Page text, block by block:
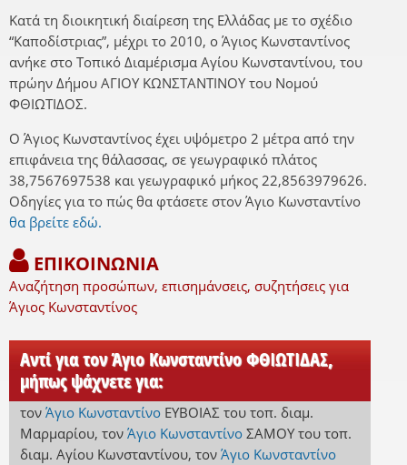
Κατά τη διοικητική διαίρεση της Ελλάδας με το σχέδιο
“Καποδίστριας”, μέχρι το 2010, ο Άγιος Κωνσταντίνος
ανήκε στο Τοπικό Διαμέρισμα Αγίου Κωνσταντίνου, του
πρώην Δήμου ΑΓΙΟΥ ΚΩΝΣΤΑΝΤΙΝΟΥ του Νομού
ΦΘΙΩΤΙΔΟΣ.
Ο Άγιος Κωνσταντίνος έχει υψόμετρο 2 μέτρα από την
επιφάνεια της θάλασσας, σε γεωγραφικό πλάτος
38,7567697538 και γεωγραφικό μήκος 22,8563979626.
Οδηγίες για το πώς θα φτάσετε στον Άγιο Κωνσταντίνο
θα βρείτε εδώ.
ΕΠΙΚΟΙΝΩΝΙΑ
Αναζήτηση προσώπων, επισημάνσεις, συζητήσεις για
Άγιος Κωνσταντίνος
Αντί για τον Άγιο Κωνσταντίνο ΦΘΙΩΤΙΔΑΣ,
μήπως ψάχνετε για:
τον Άγιο Κωνσταντίνο ΕΥΒΟΙΑΣ του τοπ. διαμ.
Μαρμαρίου, τον Άγιο Κωνσταντίνο ΣΑΜΟΥ του τοπ.
διαμ. Αγίου Κωνσταντίνου, τον Άγιο Κωνσταντίνο